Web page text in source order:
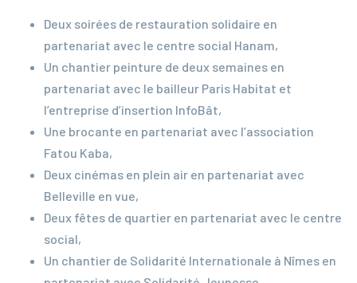
Deux soirées de restauration solidaire en
partenariat avec le centre social Hanam,
Un chantier peinture de deux semaines en
partenariat avec le bailleur Paris Habitat et
l’entreprise d’insertion InfoBât,
Une brocante en partenariat avec l’association
Fatou Kaba,
Deux cinémas en plein air en partenariat avec
Belleville en vue,
Deux fêtes de quartier en partenariat avec le centre
social,
Un chantier de Solidarité Internationale à Nîmes en